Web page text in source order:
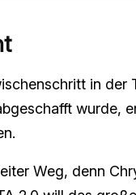
in der
wurde,
Weg, denn